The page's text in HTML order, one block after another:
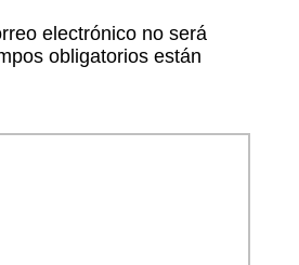
electrónico no será
obligatorios están